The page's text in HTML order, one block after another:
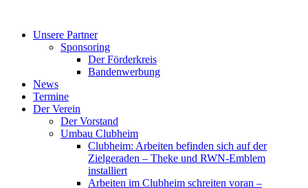
springenUnsere Partner
Sponsoring
Der Förderkreis
Bandenwerbung
News
Termine
Der Verein
Der Vorstand
Umbau Clubheim
Clubheim: Arbeiten befinden sich auf der
Zielgeraden – Theke und RWN-Emblem
installiert
Arbeiten im Clubheim schreiten voran –